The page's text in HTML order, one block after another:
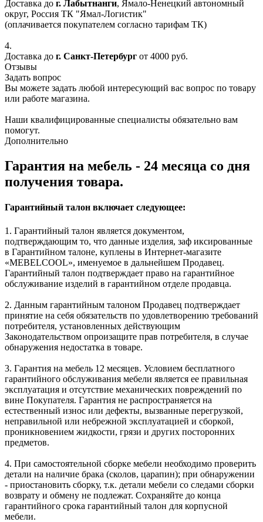
Доставка до г. Лабытнанги, Ямало-Ненецкий автономный
округ, Россия ТК "Ямал-Логистик"
(оплачивается покупателем согласно тарифам ТК)
4.
Доставка до г. Санкт-Петербург от 4000 руб.
Отзывы
Задать вопрос
Вы можете задать любой интересующий вас вопрос по товару
или работе магазина.
Наши квалифицированные специалисты обязательно вам
помогут.
Дополнительно
Гарантия на мебель - 24 месяца со дня
получения товара.
Гарантийный талон включает следующее:
1. Гарантийный талон является документом,
подтверждающим то, что данные изделия, заф иксированные
в Гарантийном талоне, куплены в Интернет-магазите
«MEBELCOOL», именуемое в дальнейшем Продавец.
Гарантийный талон подтверждает право на гарантийное
обслуживание изделий в гарантийном отделе продавца.
2. Данным гарантийным талоном Продавец подтверждает
принятие на себя обязательств по удовлетворению требований
потребителя, установленных действующим
Законодательством опроизащите прав потребителя, в случае
обнаружения недостатка в товаре.
3. Гарантия на мебель 12 месяцев. Условием бесплатного
гарантийного обслуживания мебели является ее правильная
эксплуатация и отсутствие механических повреждений по
вине Покупателя. Гарантия не распространяется на
естественный износ или дефекты, вызванные перегрузкой,
неправильной или небрежной эксплуатацией и сборкой,
проникновением жидкости, грязи и других посторонних
предметов.
4. При самостоятельной сборке мебели необходимо проверить
детали на наличие брака (сколов, царапин); при обнаружении
- приостановить сборку, т.к. детали мебели со следами сборки
возврату и обмену не подлежат. Сохраняйте до конца
гарантийного срока гарантийный талон для корпусной
мебели.